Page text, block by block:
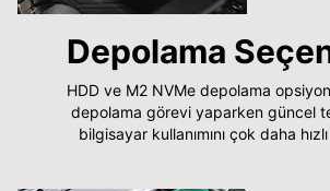
Depolama
HDD ve M2 NVMe depolama
depolama görevi yaparken güncel
bilgisayar kullanımını çok daha